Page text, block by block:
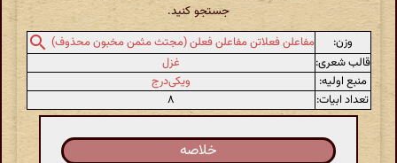
جستجو کنید.
وزن:
مفاعلن فعلاتن مفاعلن فعلن (مجتث مثمن مخبون محذوف)
قالب شعری:
غزل
منبع اولیه:
ویکی‌درج
تعداد ابیات:
۸
خلاصه